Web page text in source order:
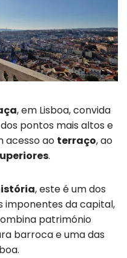
, em Lisboa, convida
pontos mais altos e
acesso ao terraço, ao
.
, este é um dos
imponentes da capital,
património
barroca e uma das